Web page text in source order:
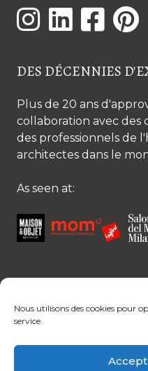
Nous utilisons des cookies pour
service.
DES DÉCENNIES
Plus de 20 ans
collaboration avec des
des professionnels de
architectes dans le
As seen at:
Margret Ressang:+32
Sandra Mommen:+32